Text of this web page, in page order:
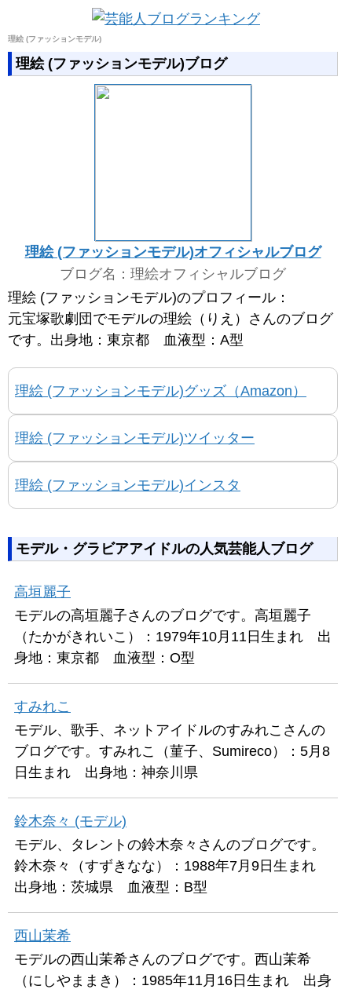
理絵 (ファッションモデル)
理絵 (ファッションモデル)ブログ
理絵 (ファッションモデル)オフィシャルブログ
ブログ名：理絵オフィシャルブログ
理絵 (ファッションモデル)のプロフィール：
元宝塚歌劇団でモデルの理絵（りえ）さんのブログ
です。出身地：東京都 血液型：A型
理絵 (ファッションモデル)グッズ（Amazon）
理絵 (ファッションモデル)ツイッター
理絵 (ファッションモデル)インスタ
モデル・グラビアアイドルの人気芸能人ブログ
高垣麗子
モデルの高垣麗子さんのブログです。高垣麗子
（たかがきれいこ）：1979年10月11日生まれ 出
身地：東京都 血液型：O型
すみれこ
モデル、歌手、ネットアイドルのすみれこさんの
ブログです。すみれこ（菫子、Sumireco）：5月8
日生まれ 出身地：神奈川県
鈴木奈々 (モデル)
モデル、タレントの鈴木奈々さんのブログです。
鈴木奈々（すずきなな）：1988年7月9日生まれ
出身地：茨城県 血液型：B型
西山茉希
モデルの西山茉希さんのブログです。西山茉希
（にしやままき）：1985年11月16日生まれ 出身